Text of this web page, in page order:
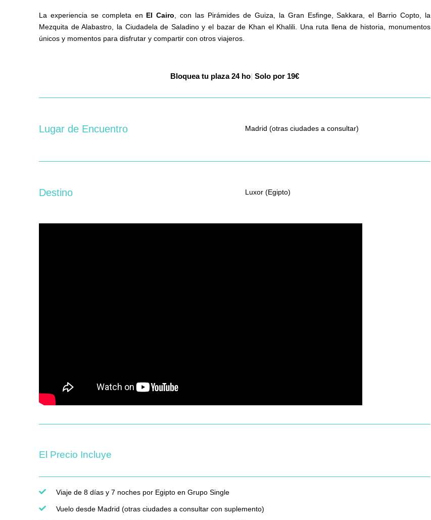
La experiencia se completa en El Cairo , con las Pirámides de Guiza, la Gran Esfinge, Sakkara, el Barrio Copto, la
Mezquita de Alabastro, la Ciudadela de Saladino y el bazar de Khan el Khalili. Una ruta llena de historia, monumentos
únicos y momentos para disfrutar y compartir con otros viajeros.
Bloqueatu pla|Solo por 19€
Lugar de Encuentro Madrid (otras ciudades a consultar)
Destino Luxor (Egipto)
El Precio Incluye
Viaje de 8 días y 7 noches por Egipto en Grupo Single
Vuelo desde Madrid (otras ciudades a consultar con suplemento)